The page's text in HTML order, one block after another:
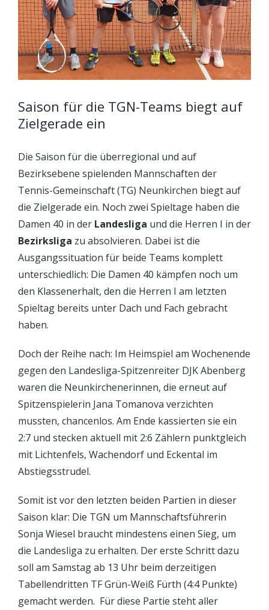
Saison für die TGN-Teams biegt auf
Zielgerade ein
Die Saison für die überregional und auf
Bezirksebene spielenden Mannschaften der
Tennis-Gemeinschaft (TG) Neunkirchen biegt auf
die Zielgerade ein. Noch zwei Spieltage haben die
Damen 40 in der Landesliga und die Herren I in der
Bezirksliga zu absolvieren. Dabei ist die
Ausgangssituation für beide Teams komplett
unterschiedlich: Die Damen 40 kämpfen noch um
den Klassenerhalt, den die Herren I am letzten
Spieltag bereits unter Dach und Fach gebracht
haben.
Doch der Reihe nach: Im Heimspiel am Wochenende
gegen den Landesliga-Spitzenreiter DJK Abenberg
waren die Neunkirchenerinnen, die erneut auf
Spitzenspielerin Jana Tomanova verzichten
mussten, chancenlos. Am Ende kassierten sie ein
2:7 und stecken aktuell mit 2:6 Zählern punktgleich
mit Lichtenfels, Wachendorf und Eckental im
Abstiegsstrudel.
Somit ist vor den letzten beiden Partien in dieser
Saison klar: Die TGN um Mannschaftsführerin
Sonja Wiesel braucht mindestens einen Sieg, um
die Landesliga zu erhalten. Der erste Schritt dazu
soll am Samstag ab 13 Uhr beim derzeitigen
Tabellendritten TF Grün-Weiß Fürth (4:4 Punkte)
gemacht werden. Für diese Partie steht aller